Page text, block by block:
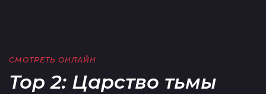
СМОТРЕТЬ ОНЛАЙН
Тор 2: Царство тьмы